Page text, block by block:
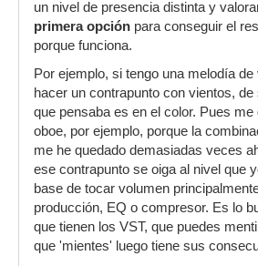
un nivel de presencia distinta y
primera opción para conseguir el
porque funciona.
Por ejemplo, si tengo una melodía
hacer un contrapunto con vientos,
que pensaba es en el color. Pues
oboe, por ejemplo, porque la
me he quedado demasiadas veces
ese contrapunto se oiga al nivel que
base de tocar volumen
producción, EQ o compresor. Es lo
que tienen los VST, que puedes
que 'mientes' luego tiene sus